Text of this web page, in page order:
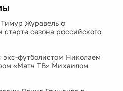
Журавель о
сезона российского
футболистом Николаем
«Матч ТВ» Михаилом